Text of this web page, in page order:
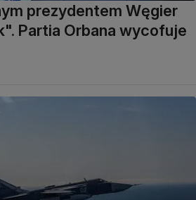
prezydentem Węgier
Partia Orbana wycofuje